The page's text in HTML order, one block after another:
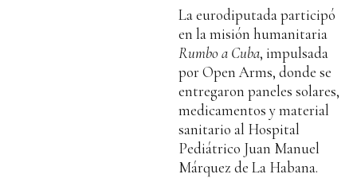
La eurodiputada participó
en la misión humanitaria
Rumbo a Cuba, impulsada
por Open Arms, donde se
entregaron paneles solares,
medicamentos y material
sanitario al Hospital
Pediátrico Juan Manuel
Márquez de La Habana.